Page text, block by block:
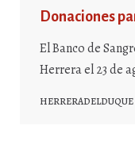
Donaciones
El Banco de
Herrera el 23 de
HERRERADELDUQUE